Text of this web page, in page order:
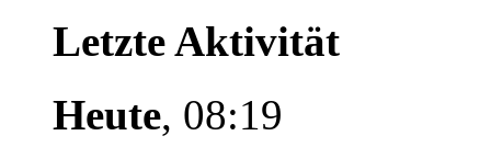
Letzte Aktivität
Heute, 08:19